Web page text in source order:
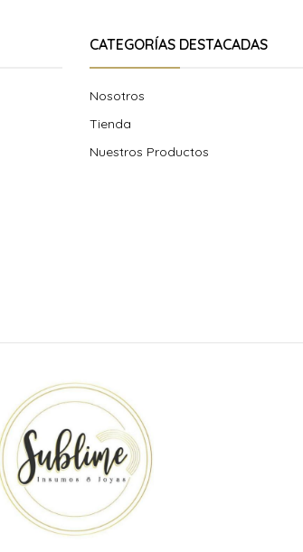
CATEGORÍAS DESTACADAS
Nosotros
Tienda
Nuestros Productos